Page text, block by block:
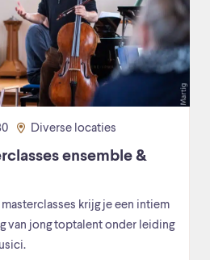
Diverse locaties
ensemble &
krijg je een intiem
van jong toptalent onder leiding